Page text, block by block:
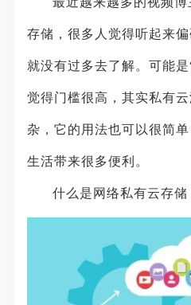
存储，很多人觉得听起来
就没有过多去了解。可能
觉得门槛很高，其实私有
杂，它的用法也可以很简
生活带来很多便利。
什么是网络私有云存储